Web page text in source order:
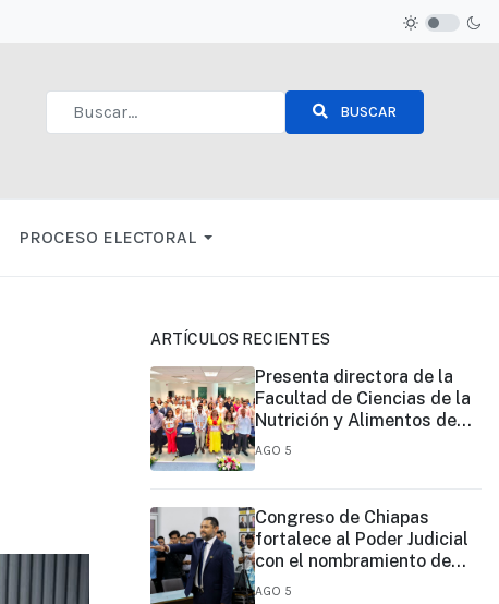
BUSCAR
PROCESO ELECTORAL
ARTÍCULOS RECIENTES
Presenta directora de la
Facultad de Ciencias de la
Nutrición y Alimentos de
UNICACH, informe de su
AGO 5
Congreso de Chiapas
fortalece al Poder Judicial
con el nombramiento de
José Eduardo Morales
AGO 5